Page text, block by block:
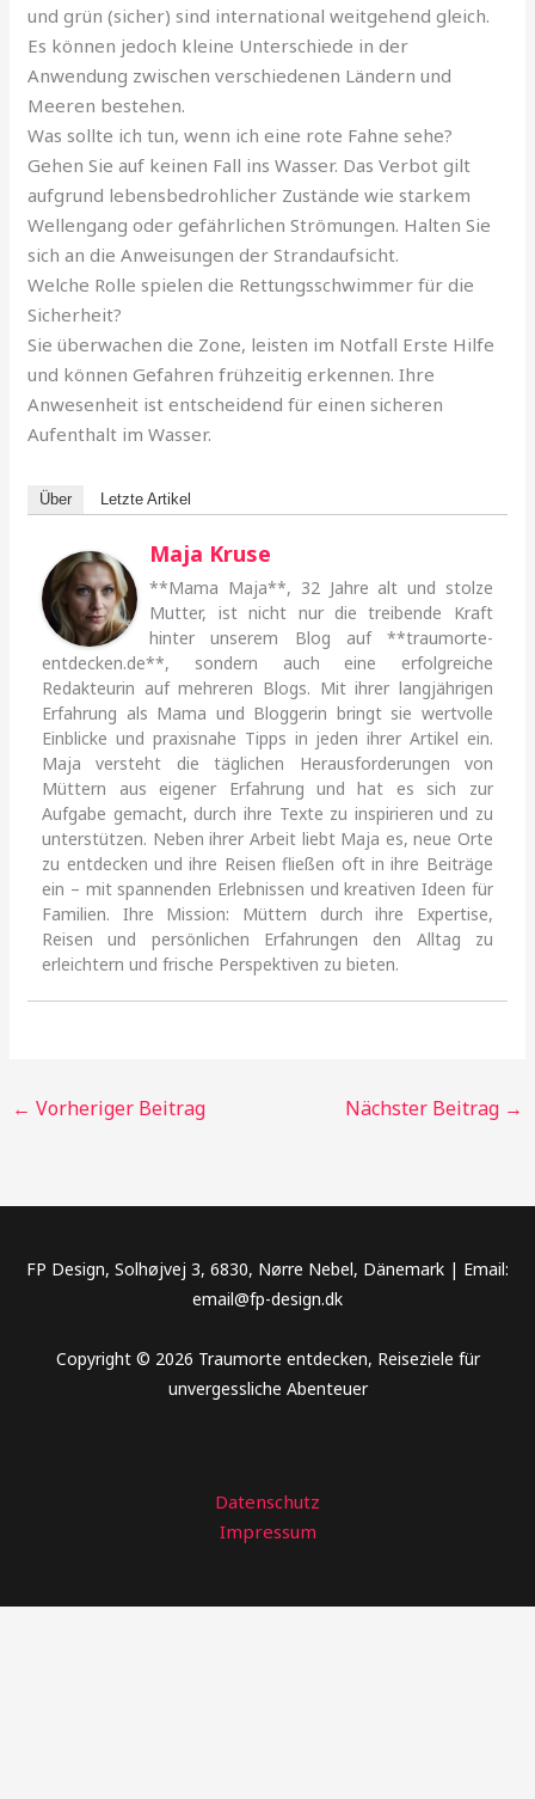
und grün (sicher) sind international weitgehend gleich.
Es können jedoch kleine Unterschiede in der
Anwendung zwischen verschiedenen Ländern und
Meeren bestehen.
Was sollte ich tun, wenn ich eine rote Fahne sehe?
Gehen Sie auf keinen Fall ins Wasser. Das Verbot gilt
aufgrund lebensbedrohlicher Zustände wie starkem
Wellengang oder gefährlichen Strömungen. Halten Sie
sich an die Anweisungen der Strandaufsicht.
Welche Rolle spielen die Rettungsschwimmer für die
Sicherheit?
Sie überwachen die Zone, leisten im Notfall Erste Hilfe
und können Gefahren frühzeitig erkennen. Ihre
Anwesenheit ist entscheidend für einen sicheren
Aufenthalt im Wasser.
Über Letzte Artikel
Maja Kruse
**Mama Maja**, 32 Jahre alt und stolze
Mutter, ist nicht nur die treibende Kraft
hinter unserem Blog auf **traumorte-
entdecken.de**, sondern auch eine erfolgreiche
Redakteurin auf mehreren Blogs. Mit ihrer langjährigen
Erfahrung als Mama und Bloggerin bringt sie wertvolle
Einblicke und praxisnahe Tipps in jeden ihrer Artikel ein.
Maja versteht die täglichen Herausforderungen von
Müttern aus eigener Erfahrung und hat es sich zur
Aufgabe gemacht, durch ihre Texte zu inspirieren und zu
unterstützen. Neben ihrer Arbeit liebt Maja es, neue Orte
zu entdecken und ihre Reisen fließen oft in ihre Beiträge
ein – mit spannenden Erlebnissen und kreativen Ideen für
Familien. Ihre Mission: Müttern durch ihre Expertise,
Reisen und persönlichen Erfahrungen den Alltag zu
erleichtern und frische Perspektiven zu bieten.
← Vorheriger Beitrag Nächster Beitrag →
FP Design, Solhøjvej 3, 6830, Nørre Nebel, Dänemark | Email:
email@fp-design.dk
Copyright © 2026 Traumorte entdecken, Reiseziele für
unvergessliche Abenteuer
Datenschutz
Impressum